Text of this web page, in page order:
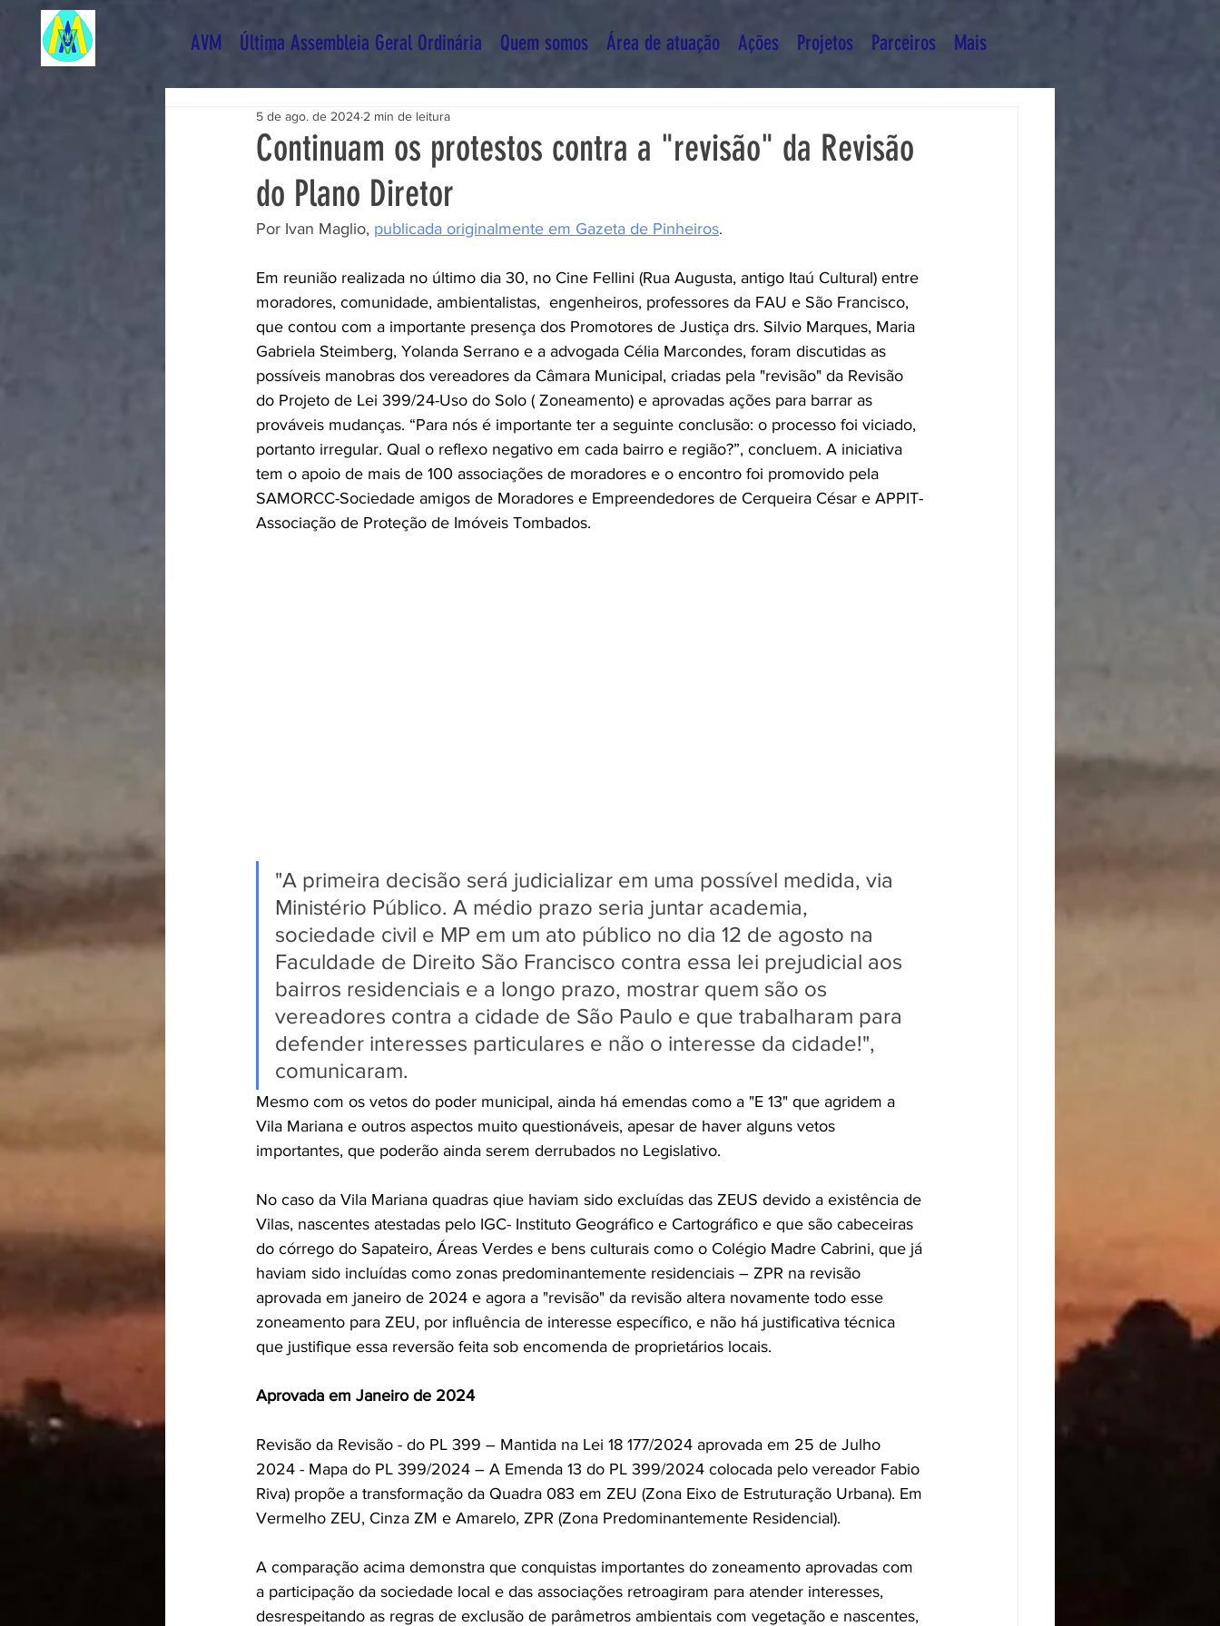
AVM Última Assembleia Geral Ordinária Quem somos Área de atuação Ações Projetos Parceiros Mais
​Continuam os protestos contra a "revisão" da Revisão
do Plano Diretor
5 de ago. de 2024 2 min de leitura
Por Ivan Maglio, publicada originalmente em Gazeta de Pinheiros.
Em reunião realizada no último dia 30, no Cine Fellini (Rua Augusta, antigo Itaú Cultural) entre
moradores, comunidade, ambientalistas,  engenheiros, professores da FAU e São Francisco,
que contou com a importante presença dos Promotores de Justiça drs. Silvio Marques, Maria
Gabriela Steimberg, Yolanda Serrano e a advogada Célia Marcondes, foram discutidas as
possíveis manobras dos vereadores da Câmara Municipal, criadas pela "revisão" da Revisão
do Projeto de Lei 399/24-Uso do Solo ( Zoneamento) e aprovadas ações para barrar as
prováveis mudanças. “Para nós é importante ter a seguinte conclusão: o processo foi viciado,
portanto irregular. Qual o reflexo negativo em cada bairro e região?”, concluem. A iniciativa
tem o apoio de mais de 100 associações de moradores e o encontro foi promovido pela
SAMORCC-Sociedade amigos de Moradores e Empreendedores de Cerqueira César e APPIT-
Associação de Proteção de Imóveis Tombados.
"A primeira decisão será judicializar em uma possível medida, via
Ministério Público. A médio prazo seria juntar academia,
sociedade civil e MP em um ato público no dia 12 de agosto na
Faculdade de Direito São Francisco contra essa lei prejudicial aos
bairros residenciais e a longo prazo, mostrar quem são os
vereadores contra a cidade de São Paulo e que trabalharam para
defender interesses particulares e não o interesse da cidade!",
comunicaram.
Mesmo com os vetos do poder municipal, ainda há emendas como a "E 13" que agridem a
Vila Mariana e outros aspectos muito questionáveis, apesar de haver alguns vetos
importantes, que poderão ainda serem derrubados no Legislativo.
No caso da Vila Mariana quadras qiue haviam sido excluídas das ZEUS devido a existência de
Vilas, nascentes atestadas pelo IGC- Instituto Geográfico e Cartográfico e que são cabeceiras
do córrego do Sapateiro, Áreas Verdes e bens culturais como o Colégio Madre Cabrini, que já
haviam sido incluídas como zonas predominantemente residenciais – ZPR na revisão
aprovada em janeiro de 2024 e agora a "revisão" da revisão altera novamente todo esse
zoneamento para ZEU, por influência de interesse específico, e não há justificativa técnica
que justifique essa reversão feita sob encomenda de proprietários locais.
Aprovada em Janeiro de 2024
Revisão da Revisão - do PL 399 – Mantida na Lei 18 177/2024 aprovada em 25 de Julho
2024 - Mapa do PL 399/2024 – A Emenda 13 do PL 399/2024 colocada pelo vereador Fabio
Riva) propõe a transformação da Quadra 083 em ZEU (Zona Eixo de Estruturação Urbana). Em
Vermelho ZEU, Cinza ZM e Amarelo, ZPR (Zona Predominantemente Residencial).
A comparação acima demonstra que conquistas importantes do zoneamento aprovadas com
a participação da sociedade local e das associações retroagiram para atender interesses,
desrespeitando as regras de exclusão de parâmetros ambientais com vegetação e nascentes,